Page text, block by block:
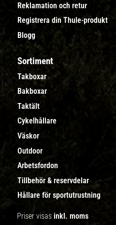
Reklamation och retur
Registrera din Thule-produkt
Blogg
Sortiment
Takboxar
Bakboxar
Taktält
Cykelhållare
Väskor
Outdoor
Arbetsfordon
Tillbehör & reservdelar
Hållare för sportutrustning
Priser visas inkl. moms